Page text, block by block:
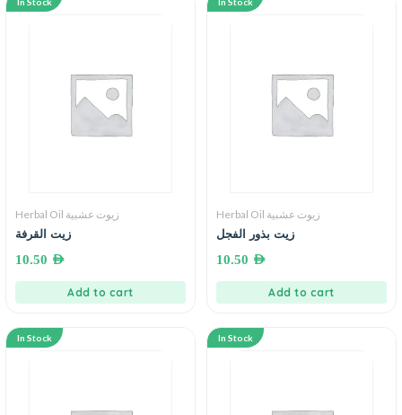
Herbal Oil زيوت عشبية
زيت القرفة
10.50 AED
Add to cart
Herbal Oil زيوت عشبية
زيت بذور الفجل
10.50 AED
Add to cart
In Stock In Stock